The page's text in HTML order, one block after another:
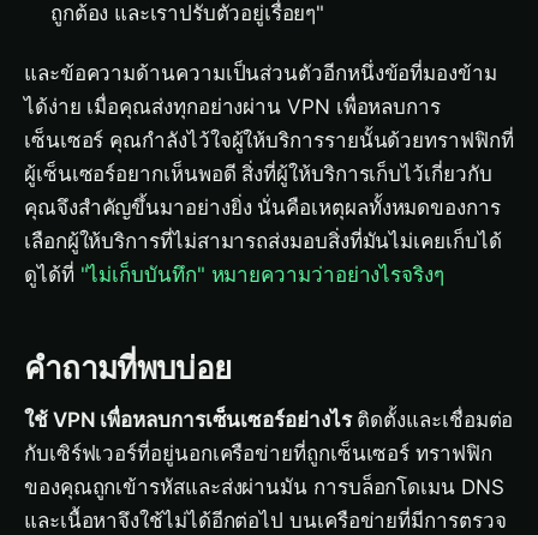
ถูกต้อง และเราปรับตัวอยู่เรื่อยๆ"
และข้อความด้านความเป็นส่วนตัวอีกหนึ่งข้อที่มองข้าม
ได้ง่าย เมื่อคุณส่งทุกอย่างผ่าน VPN เพื่อหลบการ
เซ็นเซอร์ คุณกำลังไว้ใจผู้ให้บริการรายนั้นด้วยทราฟฟิกที่
ผู้เซ็นเซอร์อยากเห็นพอดี สิ่งที่ผู้ให้บริการเก็บไว้เกี่ยวกับ
คุณจึงสำคัญขึ้นมาอย่างยิ่ง นั่นคือเหตุผลทั้งหมดของการ
เลือกผู้ให้บริการที่ไม่สามารถส่งมอบสิ่งที่มันไม่เคยเก็บได้
ดูได้ที่ "ไม่เก็บบันทึก" หมายความว่าอย่างไรจริงๆ
คำถามที่พบบ่อย
ใช้ VPN เพื่อหลบการเซ็นเซอร์อย่างไรติดตั้งและเชื่อมต่อ
กับเซิร์ฟเวอร์ที่อยู่นอกเครือข่ายที่ถูกเซ็นเซอร์ ทราฟฟิก
ของคุณถูกเข้ารหัสและส่งผ่านมัน การบล็อกโดเมน DNS
และเนื้อหาจึงใช้ไม่ได้อีกต่อไป บนเครือข่ายที่มีการตรวจ